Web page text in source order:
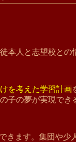
本人と志望校との
を考えた学習計画
子の夢が実現でき
ます。集団や